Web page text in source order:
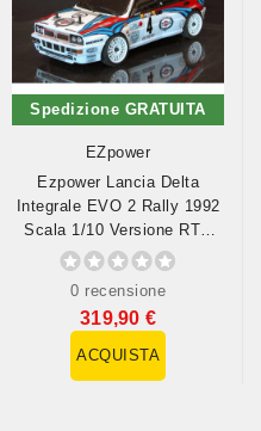
Spedizione GRATUITA
EZpower
Ezpower Lancia Delta
Integrale EVO 2 Rally 1992
Scala 1/10 Versione RTR
(art....
0 recensione
319,90 €
ACQUISTA